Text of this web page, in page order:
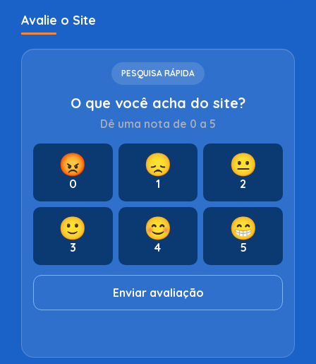
Avalie o Site
PESQUISA RÁPIDA
O que você acha do site?
Dê uma nota de 0 a 5
😡
0
😞
1
😐
2
🙂
3
😊
4
😁
5
Enviar avaliação